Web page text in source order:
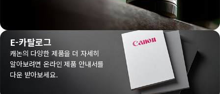
E-카탈로그
캐논의 다양한 제품을 더 자세히
알아보려면 온라인 제품 안내서를
다운 받아보세요.